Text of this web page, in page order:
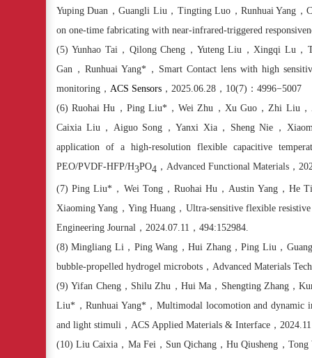
Yuping Duan ，Guangli Liu， Tingting Luo ，Runhuai Yang ，
on one-time fabricating with near-infrared-triggered
(5)Yunhao Tai， Qilong Cheng ，Yuteng Liu ，Xingqi Lu，
Gan ， Runhuai Yang* ， Smart Contact lens with high
monitoring ， ACS Sensors ， 2025.06.28 ， 10(7) ： 4996−5007
(6)Ruohai Hu ， Ping Liu*，Wei Zhu ， Xu Guo ，Zhi Liu，
Caixia Liu， Aiguo Song ，Yanxi Xia， Sheng Nie ，
application of a high-resolution flexible capacitive
PEO/PVDF-HFP/H3PO4 ， Advanced Functional Materials ，
(7)Ping Liu* ， Wei Tong， Ruohai Hu ，Austin Yang， He
Xiaoming Yang ， Ying Huang ， Ultra-sensitive flexible
Engineering Journal ， 2024.07.11 ， 494:152984.
(8)Mingliang Li， Ping Wang ，Hui Zhang，Ping Liu，
bubble-propelled hydrogel microbots ， Advanced Materials
(9)Yifan Cheng， Shilu Zhu ， Hui Ma ， Shengting Zhang，
Liu* ，Runhuai Yang*，Multimodal locomotion and dynamic
and light stimuli ， ACS Applied Materials & Interface ，
(10)Liu Caixia ， Ma Fei， Sun Qichang ，Hu Qiusheng ， Tong